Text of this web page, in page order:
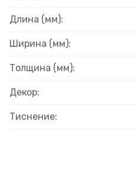
Длина (мм):
Ширина (мм):
Толщина (мм):
Декор:
Тиснение: